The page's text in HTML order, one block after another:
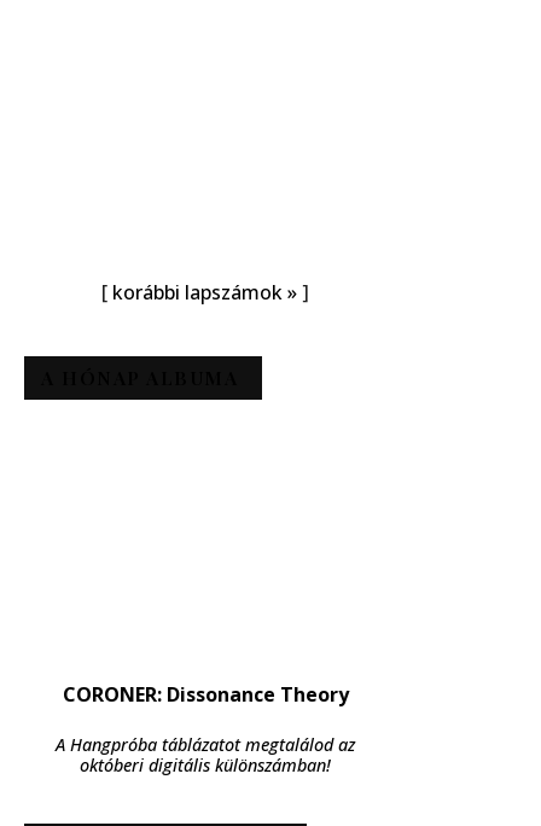
[ korábbi lapszámok »]
CORONER: Dissonance Theory
A Hangpróba táblázatot megtalálod az
októberi digitális különszámban!